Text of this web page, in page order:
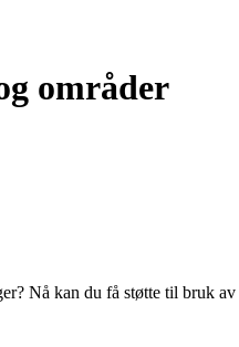
områder
Nå kan du få støtte til bruk